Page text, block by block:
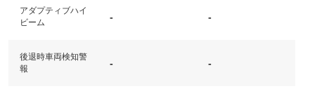
アダプティブハイ
ビーム
- -
後退時車両検知警
報
- -